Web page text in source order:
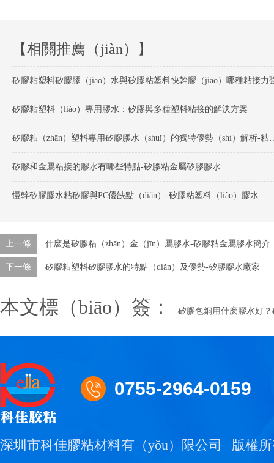
【相關推薦（jiàn）】
矽膠粘塑料矽膠膠（jiāo）水與矽膠粘塑料快幹膠（jiāo）哪種粘接力
矽膠粘塑料（liào）專用膠水：矽膠與多種塑料粘接的解決方案
矽膠粘（zhān）塑料專用矽膠
矽膠和金屬粘接的膠水有哪些特點-矽膠粘金屬矽膠膠水
慢幹矽膠膠水粘矽膠與PC優缺點（diǎn）-矽膠粘塑料（liào）膠水
上一條 什麽是矽膠粘（zhān）金（jīn）屬膠水-矽膠粘金屬膠水簡介
下一條 矽膠粘塑料矽膠膠水的特點（diǎn）及優勢-矽膠膠水廠家
本文標（biāo）簽： 矽膠包銅用什麽膠水好
0755-2964-0159
深圳市科佳膠粘材料有（yǒu）限公司
版權